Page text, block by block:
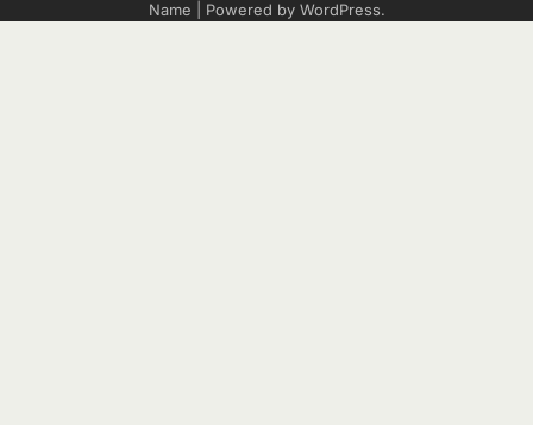
Name | Powered by WordPress.